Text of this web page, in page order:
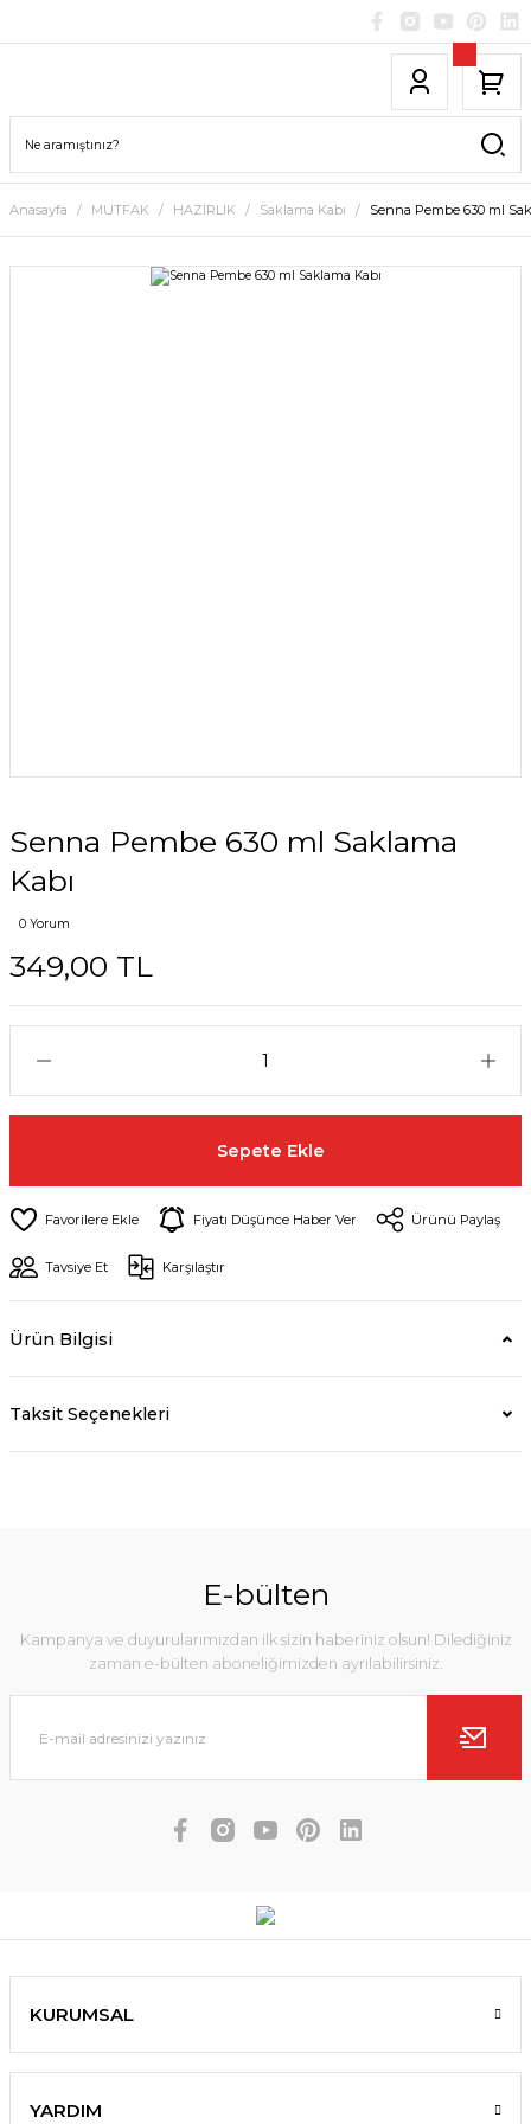
Anasayfa MUTFAK HAZIRLIK Saklama Kabı Senna Pembe 630 ml
Senna Pembe 630 ml Saklama
Kabı
0 Yorum
349,00 TL
Sepete Ekle
Fiyatı Düşünce Haber Ver Ürünü Paylaş
Tavsiye Et Karşılaştır
Ürün Bilgisi
Taksit Seçenekleri
E-bülten
Kampanya ve duyurularımızdan ilk sizin haberiniz olsun! Dilediğiniz
zaman e-bülten aboneliğimizden ayrılabilirsiniz.
KURUMSAL
YARDIM